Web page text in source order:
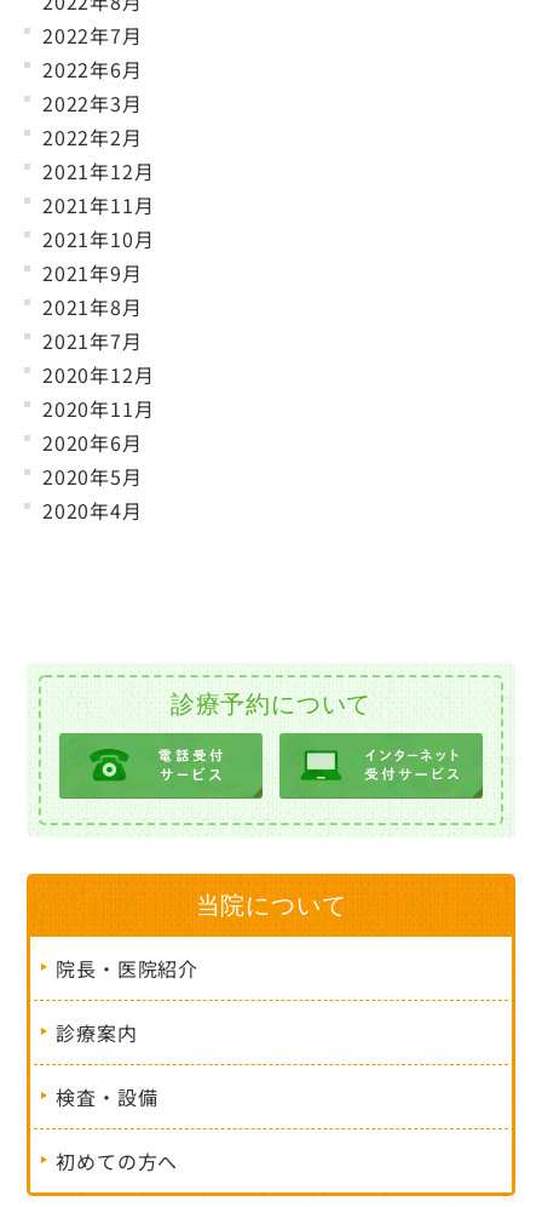
2022年7月
2022年6月
2022年3月
2022年2月
2021年12月
2021年11月
2021年10月
2021年9月
2021年8月
2021年7月
2020年12月
2020年11月
2020年6月
2020年5月
2020年4月
診療予約について
当院について
院長・医院紹介
診療案内
検査・設備
初めての方へ